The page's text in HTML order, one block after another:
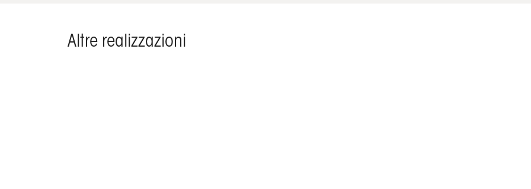
Altre realizzazioni